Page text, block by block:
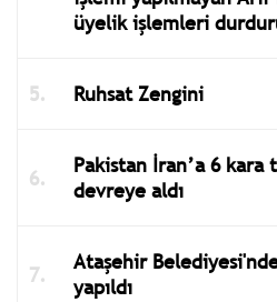
üyelik işlemleri
Ruhsat Zengini
Pakistan İran’a 6 kara
devreye aldı
Ataşehir
yapıldı